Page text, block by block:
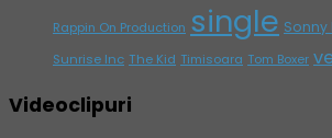
Rappin On Production single Sonny
Sunrise Inc The Kid Timisoara Tom Boxer
Videoclipuri